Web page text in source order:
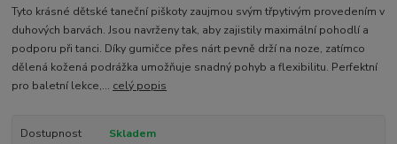
Tyto krásné dětské taneční piškoty zaujmou svým třpytivým provedením v
duhových barvách. Jsou navrženy tak, aby zajistily maximální pohodlí a
podporu při tanci. Díky gumičce přes nárt pevně drží na noze, zatímco
dělená kožená podrážka umožňuje snadný pohyb a flexibilitu. Perfektní
pro baletní lekce,... celý popis
Dostupnost
Skladem